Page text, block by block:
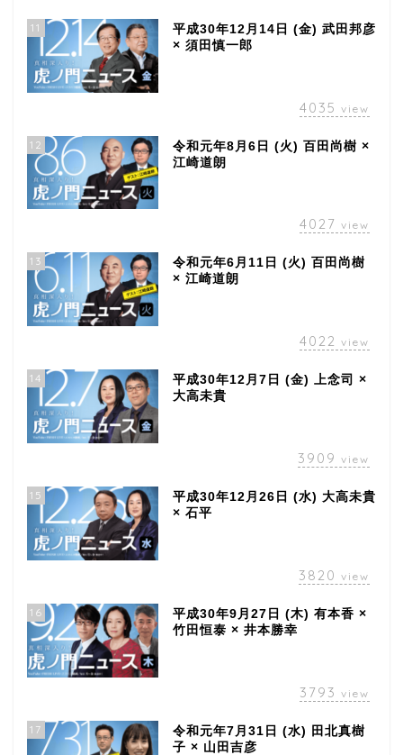
11
平成30年12月14日 (金) 武田邦彦
× 須田慎一郎
4035 view
12
令和元年8月6日 (火) 百田尚樹 ×
江崎道朗
4027 view
13
令和元年6月11日 (火) 百田尚樹
× 江崎道朗
4022 view
14
平成30年12月7日 (金) 上念司 ×
大高未貴
3909 view
15
平成30年12月26日 (水) 大高未貴
× 石平
3820 view
16
平成30年9月27日 (木) 有本香 ×
竹田恒泰 × 井本勝幸
3793 view
17
令和元年7月31日 (水) 田北真樹
子 × 山田吉彦